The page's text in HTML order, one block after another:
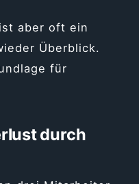
aber oft ein
Überblick.
für
durch